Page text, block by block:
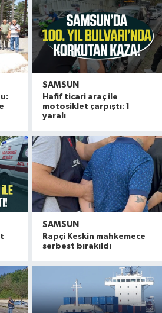
SAMSUN
Hafif ticari araç ile
motosiklet çarpıştı: 1
yaralı
SAMSUN
Rapçi Keskin mahkemece
serbest bırakıldı